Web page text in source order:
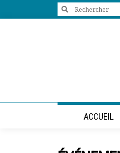
Search
ACCUEIL